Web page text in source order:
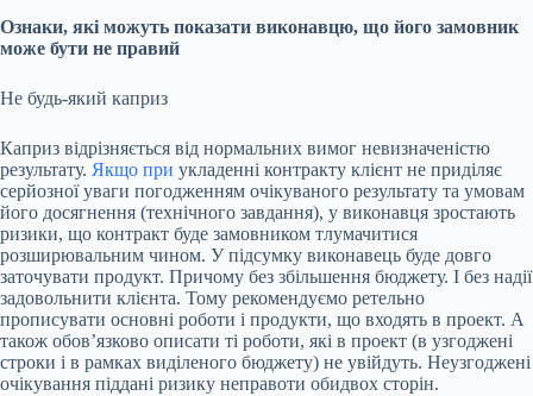
Ознаки, які можуть показати виконавцю, що його замовник
може бути не правий
Не будь-який каприз
Каприз відрізняється від нормальних вимог невизначеністю
результату. Якщо при укладенні контракту клієнт не приділяє
серйозної уваги погодженням очікуваного результату та умовам
його досягнення (технічного завдання), у виконавця зростають
ризики, що контракт буде замовником тлумачитися
розширювальним чином. У підсумку виконавець буде довго
заточувати продукт. Причому без збільшення бюджету. І без надії
задовольнити клієнта. Тому рекомендуємо ретельно
прописувати основні роботи і продукти, що входять в проект. А
також обов’язково описати ті роботи, які в проект (в узгоджені
строки і в рамках виділеного бюджету) не увійдуть. Неузгоджені
очікування піддані ризику неправоти обидвох сторін.